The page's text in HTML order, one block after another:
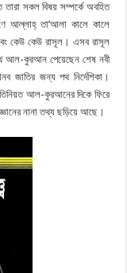
তারা সকল বিষয় সম্পর্কে অবহিত
আল্লাহ্ তা’আলা কালে কালে
এবং কেউ কেউ রাসূল। এসব রাসূল
আল-কুরআন পেয়েছেন শেষ নবী
জন্য পথ নির্দেশিকা।
আল-কুরআনের দিকে ফিরে
নানা তথ্য ছড়িয়ে আছে।